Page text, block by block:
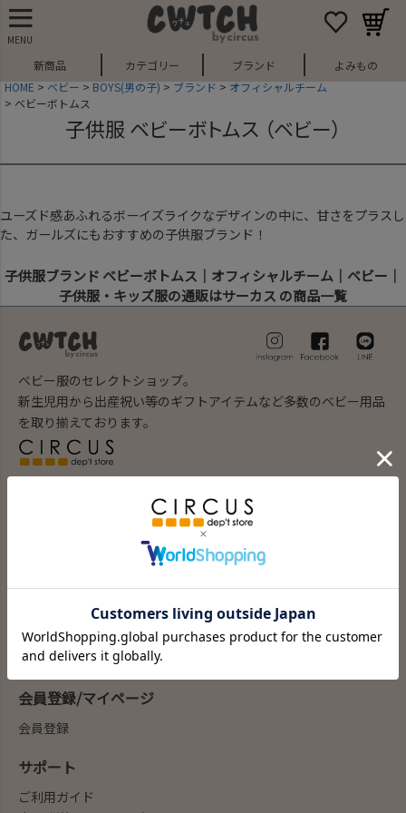
MENU
新商品 カテゴリー ブランド
よみもの
HOME
ベビー BOYS(男の子) ブランド
オフィシャルチーム
ベビーボトムス
子供服 ベビーボトムス （ベビー）
ユーズド感あふれるボーイズライクなデザインの中に、甘さをプラスし
た、ガールズにもおすすめの子供服ブランド！
子供服ブランド ベビーボトムス｜オフィシャルチーム｜ベビー｜
子供服・キッズ服の通販はサーカス の商品一覧
ベビー服のセレクトショップ。
新生児用から出産祝い等のギフトアイテムなど多数のベビー用品
を取り揃えております。
100以上の子供服ブランドの通販を行っています。
ブランド
my focus(よみもの)
会員登録/マイページ
会員登録
サポート
ご利用ガイド